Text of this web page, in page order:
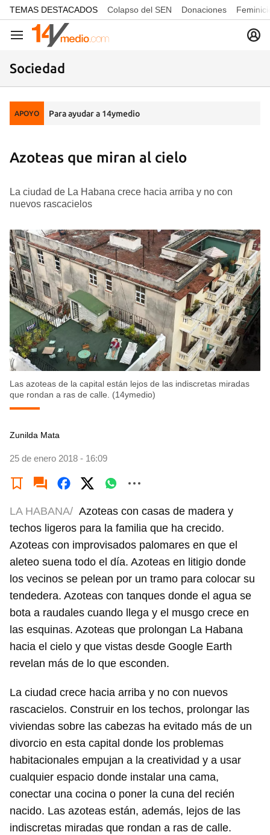
common.go-to-content
TEMAS DESTACADOS Colapso del SEN Donaciones
Navegación
Sociedad
APOYO Para ayudar a 14ymedio
Azoteas que miran al cielo
La ciudad de La Habana crece hacia arriba y no con
nuevos rascacielos
Las azoteas de la capital están lejos de las indiscretas miradas
que rondan a ras de calle. (14ymedio)
Zunilda Mata
25 de enero 2018 - 16:09
LA HABANA/ Azoteas con casas de madera y
techos ligeros para la familia que ha crecido.
Azoteas con improvisados palomares en que el
aleteo suena todo el día. Azoteas en litigio donde
los vecinos se pelean por un tramo para colocar su
tendedera. Azoteas con tanques donde el agua se
bota a raudales cuando llega y el musgo crece en
las esquinas. Azoteas que prolongan La Habana
hacia el cielo y que vistas desde Google Earth
revelan más de lo que esconden.
La ciudad crece hacia arriba y no con nuevos
rascacielos. Construir en los techos, prolongar las
viviendas sobre las cabezas ha evitado más de un
divorcio en esta capital donde los problemas
habitacionales empujan a la creatividad y a usar
cualquier espacio donde instalar una cama,
conectar una cocina o poner la cuna del recién
nacido. Las azoteas están, además, lejos de las
indiscretas miradas que rondan a ras de calle.